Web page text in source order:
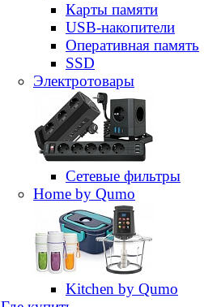
Карты памяти
USB-накопители
Оперативная память
SSD
Электротовары
Сетевые фильтры
Home by Qumo
Kitchen by Qumo